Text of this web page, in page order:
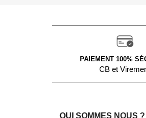
PAIEMENT 100%
CB et
QUI SOMMES NOUS ?